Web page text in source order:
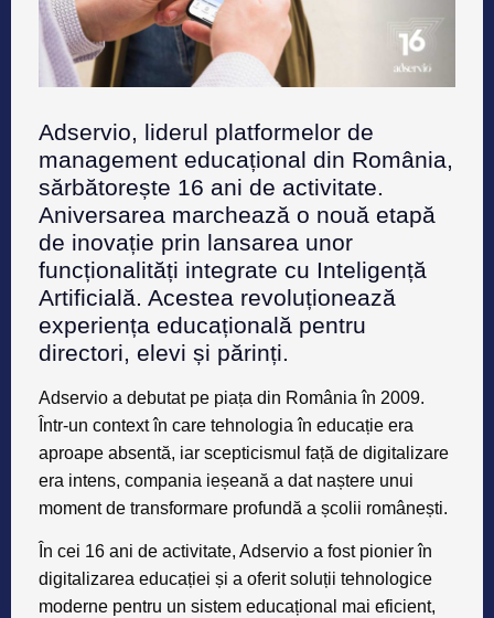
Adservio, liderul platformelor de
management educațional din România,
sărbătorește 16 ani de activitate.
Aniversarea marchează o nouă etapă
de inovație prin lansarea unor
funcționalități integrate cu Inteligență
Artificială. Acestea revoluționează
experiența educațională pentru
directori, elevi și părinți.
Adservio a debutat pe piața din România în 2009.
Într-un context în care tehnologia în educație era
aproape absentă, iar scepticismul față de digitalizare
era intens, compania ieșeană a dat naștere unui
moment de transformare profundă a școlii românești.
În cei 16 ani de activitate, Adservio a fost pionier în
digitalizarea educației și a oferit soluții tehnologice
moderne pentru un sistem educațional mai eficient,